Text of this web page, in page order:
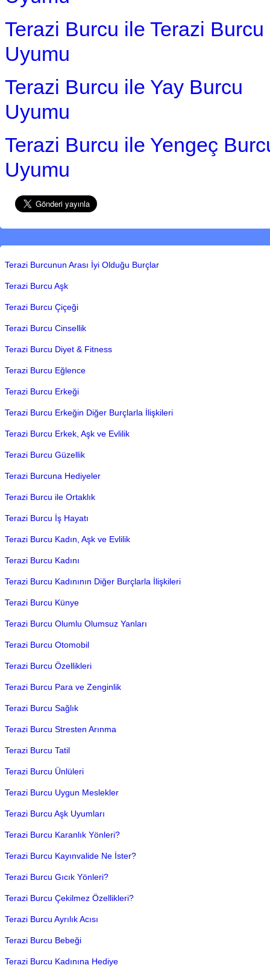
Terazi Burcu ile Terazi Burcu
Uyumu
Terazi Burcu ile Yay Burcu
Uyumu
Terazi Burcu ile Yengeç
Uyumu
Terazi Burcunun Arası İyi Olduğu Burçlar
Terazi Burcu Aşk
Terazi Burcu Çiçeği
Terazi Burcu Cinsellik
Terazi Burcu Diyet & Fitness
Terazi Burcu Eğlence
Terazi Burcu Erkeği
Terazi Burcu Erkeğin Diğer Burçlarla İlişkileri
Terazi Burcu Erkek, Aşk ve Evlilik
Terazi Burcu Güzellik
Terazi Burcuna Hediyeler
Terazi Burcu ile Ortaklık
Terazi Burcu İş Hayatı
Terazi Burcu Kadın, Aşk ve Evlilik
Terazi Burcu Kadını
Terazi Burcu Kadınının Diğer Burçlarla İlişkileri
Terazi Burcu Künye
Terazi Burcu Olumlu Olumsuz Yanları
Terazi Burcu Otomobil
Terazi Burcu Özellikleri
Terazi Burcu Para ve Zenginlik
Terazi Burcu Sağlık
Terazi Burcu Stresten Arınma
Terazi Burcu Tatil
Terazi Burcu Ünlüleri
Terazi Burcu Uygun Meslekler
Terazi Burcu Aşk Uyumları
Terazi Burcu Karanlık Yönleri?
Terazi Burcu Kayınvalide Ne İster?
Terazi Burcu Gıcık Yönleri?
Terazi Burcu Çekilmez Özellikleri?
Terazi Burcu Ayrılık Acısı
Terazi Burcu Bebeği
Terazi Burcu Kadınına Hediye